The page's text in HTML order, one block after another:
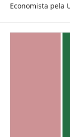
Economista pela